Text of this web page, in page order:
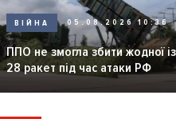
ВІЙНА 05.08.2026 10:36
ППО не змогла збити жодної із
28 ракет під час атаки РФ